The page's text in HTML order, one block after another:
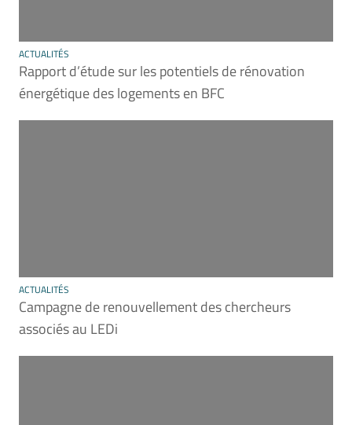
ACTUALITÉS
Rapport d’étude sur les potentiels de rénovation
énergétique des logements en BFC
ACTUALITÉS
Campagne de renouvellement des chercheurs
associés au LEDi